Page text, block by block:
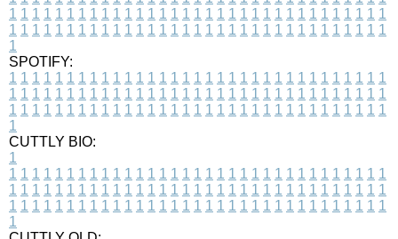
1 1 1 1 1 1 1 1 1 1 1 1 1 1 1 1 1 1 1 1 1 1 1 1 1 1 1 1 1 1 1 1 1
1 1 1 1 1 1 1 1 1 1 1 1 1 1 1 1 1 1 1 1 1 1 1 1 1 1 1 1 1 1 1 1 1
1
SPOTIFY:
1 1 1 1 1 1 1 1 1 1 1 1 1 1 1 1 1 1 1 1 1 1 1 1 1 1 1 1 1 1 1 1 1
1 1 1 1 1 1 1 1 1 1 1 1 1 1 1 1 1 1 1 1 1 1 1 1 1 1 1 1 1 1 1 1 1
1 1 1 1 1 1 1 1 1 1 1 1 1 1 1 1 1 1 1 1 1 1 1 1 1 1 1 1 1 1 1 1 1
1
CUTTLY BIO:
1
1 1 1 1 1 1 1 1 1 1 1 1 1 1 1 1 1 1 1 1 1 1 1 1 1 1 1 1 1 1 1 1 1
1 1 1 1 1 1 1 1 1 1 1 1 1 1 1 1 1 1 1 1 1 1 1 1 1 1 1 1 1 1 1 1 1
1 1 1 1 1 1 1 1 1 1 1 1 1 1 1 1 1 1 1 1 1 1 1 1 1 1 1 1 1 1 1 1 1
1